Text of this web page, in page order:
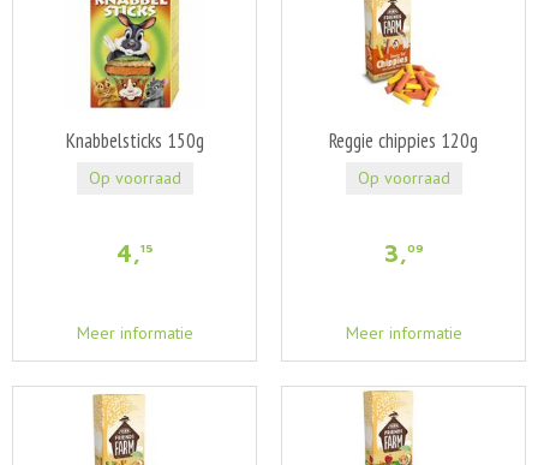
Knabbelsticks 150g
4,15
Meer informatie
Op voorraad
Reggie chippies 120g
3,09
Meer informatie
Op voorraad